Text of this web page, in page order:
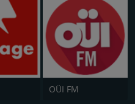
OÜI FM